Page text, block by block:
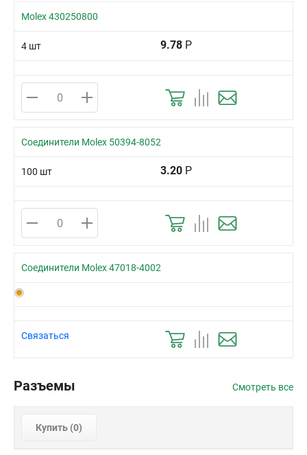
Molex 430250800
4 шт 9.78 Р
Соединители Molex 50394-8052
100 шт 3.20 Р
Соединители Molex 47018-4002
Связаться
Разъемы Смотреть все
Купить (0)